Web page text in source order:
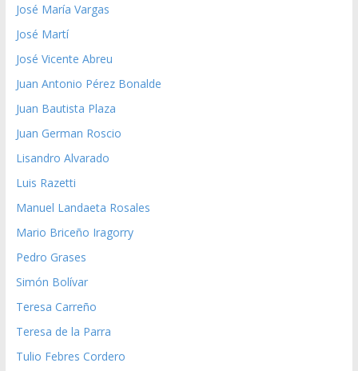
José María Vargas
José Martí
José Vicente Abreu
Juan Antonio Pérez Bonalde
Juan Bautista Plaza
Juan German Roscio
Lisandro Alvarado
Luis Razetti
Manuel Landaeta Rosales
Mario Briceño Iragorry
Pedro Grases
Simón Bolívar
Teresa Carreño
Teresa de la Parra
Tulio Febres Cordero